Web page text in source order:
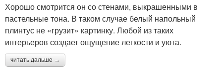
Хорошо смотрится он со стенами, выкрашенными в
пастельные тона. В таком случае белый напольный
плинтус не «грузит» картинку. Любой из таких
интерьеров создает ощущение легкости и уюта.
читать дальше →